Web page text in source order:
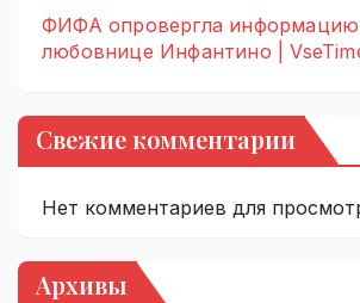
ФИФА опровергла
любовнице Инфантино |
Свежие комментарии
Нет комментариев для
Архивы